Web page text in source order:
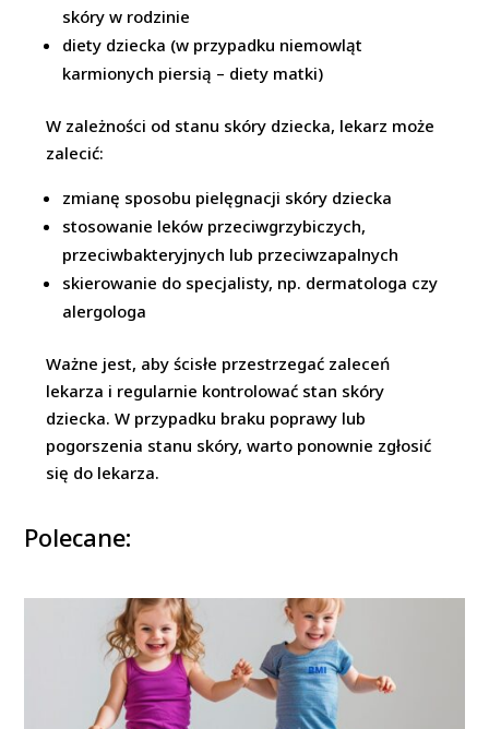
skóry w rodzinie
diety dziecka (w przypadku niemowląt
karmionych piersią – diety matki)
W zależności od stanu skóry dziecka, lekarz może
zalecić:
zmianę sposobu pielęgnacji skóry dziecka
stosowanie leków przeciwgrzybiczych,
przeciwbakteryjnych lub przeciwzapalnych
skierowanie do specjalisty, np. dermatologa czy
alergologa
Ważne jest, aby ścisłe przestrzegać zaleceń
lekarza i regularnie kontrolować stan skóry
dziecka. W przypadku braku poprawy lub
pogorszenia stanu skóry, warto ponownie zgłosić
się do lekarza.
Polecane: